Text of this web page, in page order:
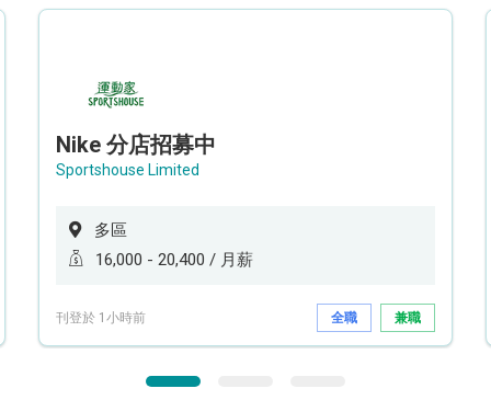
Nike 分店招募中
Sportshouse Limited
多區
16,000 - 20,400 / 月薪
刊登於 1小時前 全職 兼職